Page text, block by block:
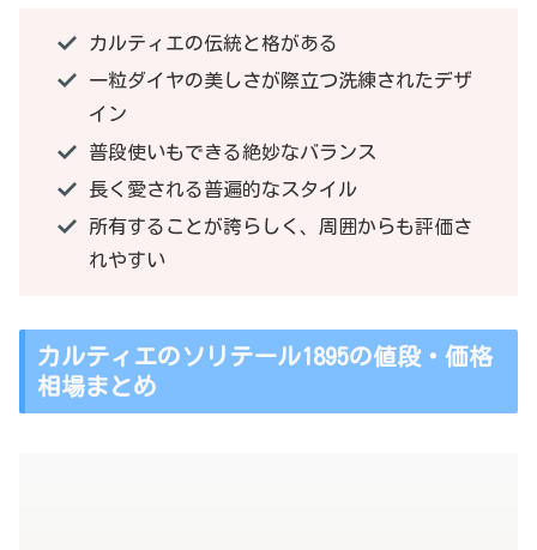
カルティエの伝統と格がある
一粒ダイヤの美しさが際立つ洗練されたデザ
イン
普段使いもできる絶妙なバランス
長く愛される普遍的なスタイル
所有することが誇らしく、周囲からも評価さ
れやすい
カルティエのソリテール1895の値段・価格
相場まとめ